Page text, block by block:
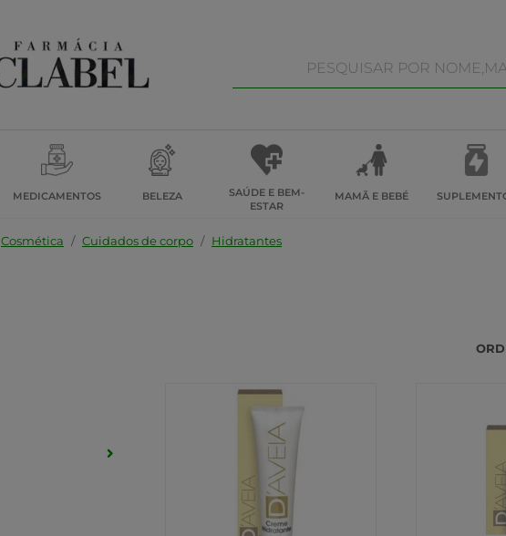
MEDICAMENTOS BELEZA
SAÚDE E BEM-
ESTAR
MAMÃ E BEBÉ
Cosmética Cuidados de corpo Hidratantes